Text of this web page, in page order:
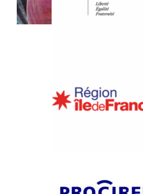
LES
Christiane